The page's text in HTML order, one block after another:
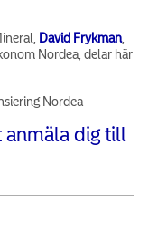
David Frykman,
Nordea, delar här
Nordea
anmäla dig till